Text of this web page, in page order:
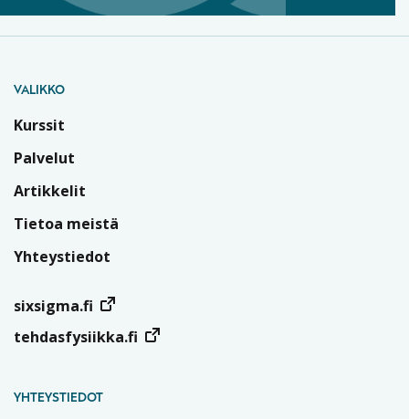
VALIKKO
Kurssit
Palvelut
Artikkelit
Tietoa meistä
Yhteystiedot
sixsigma.fi
tehdasfysiikka.fi
YHTEYSTIEDOT